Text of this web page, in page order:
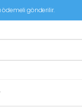
ödemeli gönderilir.